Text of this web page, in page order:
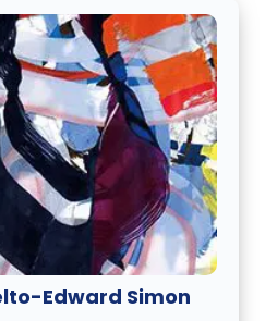
Edward Simon